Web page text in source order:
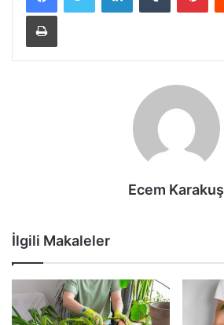
Yazdır
Ecem Karakuş
İlgili Makaleler